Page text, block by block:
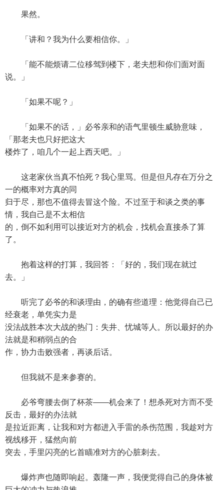
果然。
「讲和？我为什么要相信你。」
「能不能烦请二位移驾到楼下，老夫想和你们面对面
说。」
「如果不呢？」
「如果不的话，」必爷亲和的语气里顿生威胁意味，
「那老夫也只好把这大
楼炸了，咱几个一起上西天吧。」
这老家伙当真不怕死？我心里骂。但是但凡存在万分之
一的概率对方真的同
归于尽，那也不值得去冒这个险。不过至于和谈之类的事
情，我自己是不太相信
的，倒不如利用可以接近对方的机会，找机会直接杀了算
了。
抱着这样的打算，我回答：「好的，我们现在就过
去。」
听完了必爷的和谈理由，的确有些道理：他觉得自己已
经衰老，单凭实力是
没法战胜本次大战的热门：失井、忧城等人。所以最好的办
法就是和稍弱点的合
作，协力击败强者，再谈后话。
但我就不是来参赛的。
必爷弯腰去倒了杯茶——机会来了！想杀死对方而不受
反击，最好的办法就
是拉近距离，让我和对方都进入手雷的杀伤范围，我趁对方
视线移开，猛然向前
突去，手里闪亮的匕首瞄准对方的心脏刺去。
爆炸声也随即响起。轰隆一声，我便觉得自己的身体被